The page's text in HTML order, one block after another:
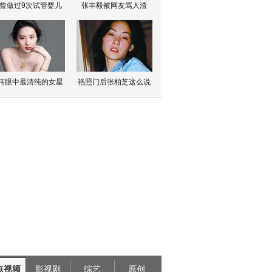
做过9次试管婴儿 张丰毅被网友骂人渣
眼中最清纯的女星 艳照门后张柏芝这么说
视频 影视剧 综艺 原创